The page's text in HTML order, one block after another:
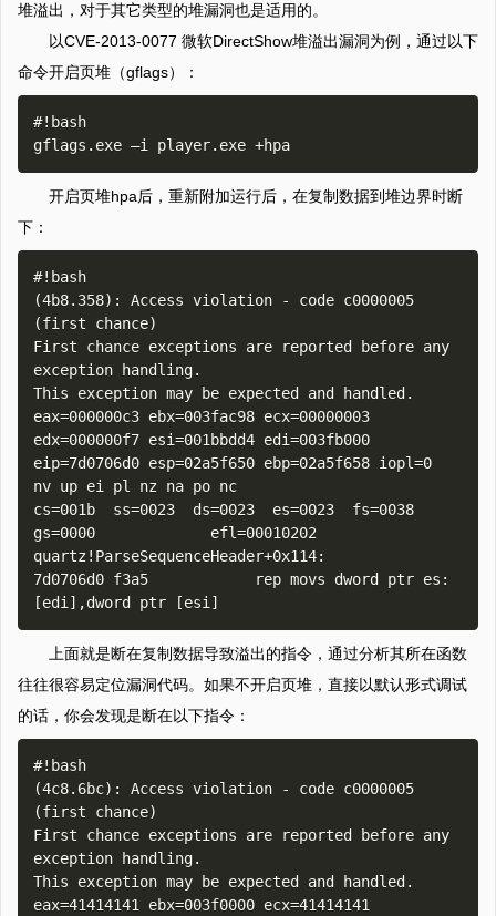
堆溢出，对于其它类型的堆漏洞也是适用的。
以CVE-2013-0077 微软DirectShow堆溢出漏洞为例，通过以下
命令开启页堆（gflags）：
#!bash
开启页堆hpa后，重新附加运行后，在复制数据到堆边界时断
下：
#!bash
(4b8.358): Access violation - code c0000005
(first chance)
First chance exceptions are reported before any
exception handling.
This exception may be expected and handled.
eax=000000c3 ebx=003fac98 ecx=00000003
edx=000000f7 esi=001bbdd4 edi=003fb000
eip=7d0706d0 esp=02a5f650 ebp=02a5f658 iopl=0
nv up ei pl nz na po nc
cs=001b  ss=0023  ds=0023  es=0023  fs=0038
gs=0000             efl=00010202
quartz!ParseSequenceHeader+0x114:
7d0706d0 f3a5            rep movs dword ptr es:
上面就是断在复制数据导致溢出的指令，通过分析其所在函数
往往很容易定位漏洞代码。如果不开启页堆，直接以默认形式调试
的话，你会发现是断在以下指令：
#!bash
(4c8.6bc): Access violation - code c0000005
(first chance)
First chance exceptions are reported before any
exception handling.
This exception may be expected and handled.
eax=41414141 ebx=003f0000 ecx=41414141